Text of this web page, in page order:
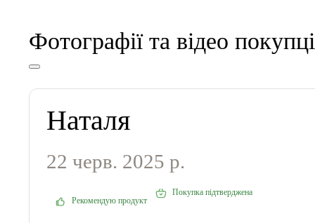
Фотографії та відео
Наталя
22 черв. 2025 р.
Рекомендую продукт
Покупка підтверджена